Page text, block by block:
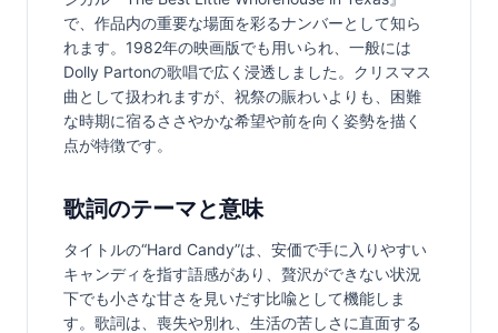
で、作品内の重要な場面を彩るナンバーとして知ら
れます。1982年の映画版でも用いられ、一般には
Dolly Partonの歌唱で広く浸透しました。クリスマス
曲として扱われますが、祝祭の賑わいよりも、困難
な時期に宿るささやかな希望や前を向く姿勢を描く
点が特徴です。
歌詞のテーマと意味
タイトルの“Hard Candy”は、安価で手に入りやすい
キャンディを指す語感があり、贅沢ができない状況
下でも小さな甘さを見いだす比喩として機能しま
す。歌詞は、喪失や別れ、生活の苦しさに直面する